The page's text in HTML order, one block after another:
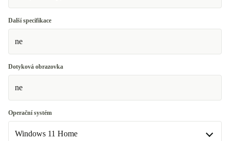
Další specifikace
ne
Dotyková obrazovka
ne
Operační systém
Windows 11 Home